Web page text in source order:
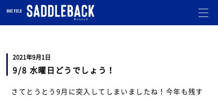
2021年9月1日
9/8 水曜日どうでしょう！
さてとうとう9月に突入してしまいましたね！今年も残す